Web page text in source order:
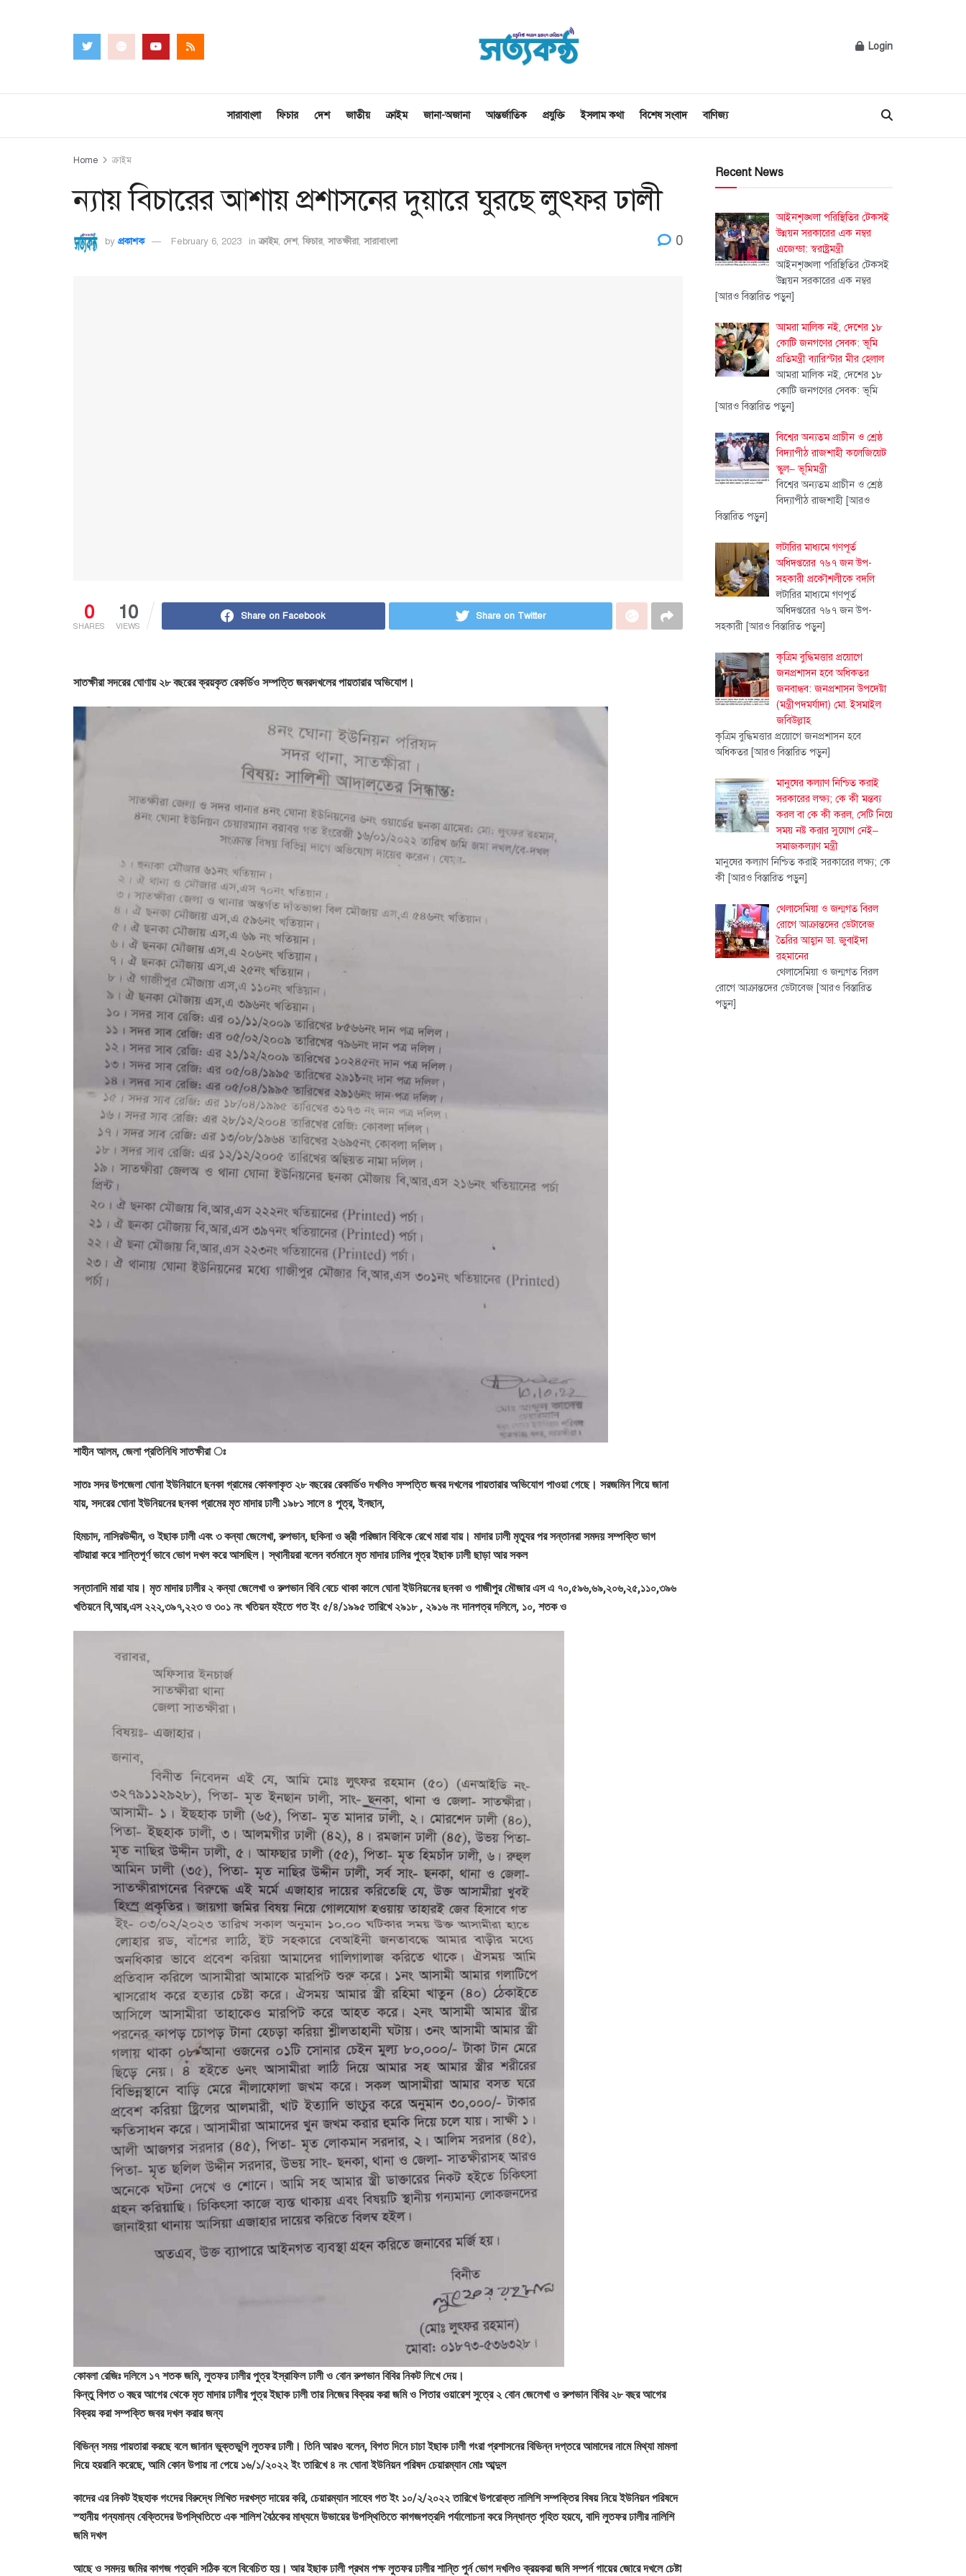
Login
সারাবাংলা ফিচার দেশ জাতীয় ক্রাইম জানা-অজানা আন্তর্জাতিক প্রযুক্তি ইসলাম কথা বিশেষ সংবাদ বাণিজ্য
Home ক্রাইম
ন্যায় বিচারের আশায় প্রশাসনের দুয়ারে ঘুরছে লুৎফর ঢালী
by প্রকাশক February 6, 2023 in ক্রাইম, দেশ,ফিচার,সাতক্ষীরা,সারাবাংলা 0
0
SHARES
10
VIEWS
Share on Facebook Share on Twitter
সাতক্ষীরা সদরের ঘোণায় ২৮ বছরের ক্রয়কৃত রেকর্ডিও সম্পত্তি জবরদখলের পায়তারার অভিযোগ।
শাহীন আলম, জেলা প্রতিনিধি সাতক্ষীরা ঃ
সাতঃ সদর উপজেলা ঘোনা ইউনিয়ানে ছনকা গ্রামের কোবলাকৃত ২৮ বছরের রেকার্ডিও দখলিও সম্পত্তি জবর দখলের পায়তারার অভিযোগ পাওয়া গেছে। সরজমিন গিয়ে জানা
যায়, সদরের ঘোনা ইউনিয়নের ছনকা গ্রামের মৃত মাদার ঢালী ১৯৮১ সালে ৪ পুত্র, ইনছান,
হিমচাদ, নাসিরউদ্দীন, ও ইছাক ঢালী এবং ৩ কন্যা জেলেখা, রুপভান, ছকিনা ও স্ত্রী পরিজান বিবিকে রেখে মারা যায়। মাদার ঢালী মৃত্যুর পর সন্তানরা সমদয় সম্পক্তি ভাগ
বাটয়ারা করে শান্তিপূর্ণ ভাবে ভোগ দখল করে আসছিল। স্থানীয়রা বলেন বর্তমানে মৃত মাদার ঢালির পুত্র ইছাক ঢালী ছাড়া আর সকল
সন্তানাদি মারা যায়। মৃত মাদার ঢালীর ২ কন্যা জেলেখা ও রুপভান বিবি বেচে থাকা কালে ঘোনা ইউনিয়নের ছনকা ও গাজীপুর মৌজার এস এ ৭০,৫৯৬,৬৯,২০৬,২৫,১১০,৩৯৬
খতিয়নে বি,আর,এস ২২২,৩৯৭,২২৩ ও ৩০১ নং খতিয়ন হইতে গত ইং ৫/৪/১৯৯৫ তারিখে ২৯১৮ , ২৯১৬ নং দানপত্র দলিলে, ১০, শতক ও
কোবলা রেজিঃ দলিলে ১৭ শতক জমি, লুতফর ঢালীর পুত্র ইস্রাফিল ঢালী ও বোন রুপভান বিবির নিকট লিখে দেয়।
কিন্তু বিগত ৩ বছর আগের থেকে মৃত মাদার ঢালীর পুত্র ইছাক ঢালী তার নিজের বিক্রয় করা জমি ও পিতার ওয়ারেশ সুত্রে ২ বোন জেলেখা ও রুপভান বিবির ২৮ বছর আগের
বিক্রয় করা সম্পক্তি জবর দখল করার জন্য
বিভিন্ন সময় পায়তারা করছে বলে জানান ভুক্তভুগি লুতফর ঢালী। তিনি আরও বলেন, বিগত দিনে চাচা ইছাক ঢালী গংরা প্রশাসনের বিভিন্ন দপ্তরে আমাদের নামে মিথ্যা মামলা
দিয়ে হয়রানি করেছে, আমি কোন উপায় না পেয়ে ১৬/১/২০২২ ইং তারিখে ৪ নং ঘোনা ইউনিয়ন পরিষদ চেয়ারম্যান মোঃ আব্দুল
কাদের এর নিকট ইছহাক গংদের বিরুদ্ধে লিখিত দরখস্ত দায়ের করি, চেয়ারম্যান সাহেব গত ইং ১০/২/২০২২ তারিখে উপরোক্ত নালিশি সম্পক্তির বিষয় নিয়ে ইউনিয়ন পরিষদে
স্হানীয় গন্যমান্য বেক্তিদের উপস্থিতিতে এক শালিশ বৈঠকের মাধ্যমে উভায়ের উপস্থিতিতে কাগজপত্রদি পর্যালোচনা করে সিন্ধান্ত গৃহিত হয়যে, বাদি লুতফর ঢালীর নালিশি
জমি দখল
আছে ও সমদয় জমির কাগজ পত্রদি সঠিক বলে বিবেচিত হয়। আর ইছাক ঢালী প্রথম পক্ষ লুতফর ঢালীর শান্তি পুর্ন ভোগ দখলিও ক্রয়করা জমি সম্পর্ন গায়ের জোরে দখলে চেষ্টা
Recent News
আইনশৃঙ্খলা পরিস্থিতির টেকসই
উন্নয়ন সরকারের এক নম্বর
এজেন্ডা: স্বরাষ্ট্রমন্ত্রী
আইনশৃঙ্খলা পরিস্থিতির টেকসই
উন্নয়ন সরকারের এক নম্বর
[আরও বিস্তারিত পড়ুন]
আমরা মালিক নই, দেশের ১৮
কোটি জনগণের সেবক: ভূমি
প্রতিমন্ত্রী ব্যারিস্টার মীর হেলাল
আমরা মালিক নই, দেশের ১৮
কোটি জনগণের সেবক: ভূমি
[আরও বিস্তারিত পড়ুন]
বিশ্বের অন্যতম প্রাচীন ও শ্রেষ্ঠ
বিদ্যাপীঠ রাজশাহী কলেজিয়েট
স্কুল– ভূমিমন্ত্রী
বিশ্বের অন্যতম প্রাচীন ও শ্রেষ্ঠ
বিদ্যাপীঠ রাজশাহী [আরও
বিস্তারিত পড়ুন]
লটারির মাধ্যমে গণপূর্ত
অধিদপ্তরের ৭৬৭ জন উপ-
সহকারী প্রকৌশলীকে বদলি
লটারির মাধ্যমে গণপূর্ত
অধিদপ্তরের ৭৬৭ জন উপ-
সহকারী [আরও বিস্তারিত পড়ুন]
কৃত্রিম বুদ্ধিমত্তার প্রয়োগে
জনপ্রশাসন হবে অধিকতর
জনবান্ধব: জনপ্রশাসন উপদেষ্টা
(মন্ত্রীপদমর্যাদা) মো. ইসমাইল
জবিউল্লাহ
কৃত্রিম বুদ্ধিমত্তার প্রয়োগে জনপ্রশাসন হবে
অধিকতর [আরও বিস্তারিত পড়ুন]
মানুষের কল্যাণ নিশ্চিত করাই
সরকারের লক্ষ্য; কে কী মন্তব্য
করল বা কে কী করল, সেটি নিয়ে
সময় নষ্ট করার সুযোগ নেই–
সমাজকল্যাণ মন্ত্রী
মানুষের কল্যাণ নিশ্চিত করাই সরকারের লক্ষ্য; কে
কী [আরও বিস্তারিত পড়ুন]
থেলাসেমিয়া ও জন্মগত বিরল
রোগে আক্রান্তদের ডেটাবেজ
তৈরির আহ্বান ডা. জুবাইদা
রহমানের
থেলাসেমিয়া ও জন্মগত বিরল
রোগে আক্রান্তদের ডেটাবেজ [আরও বিস্তারিত
পড়ুন]